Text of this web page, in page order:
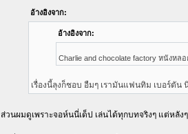
อ้างอิงจาก:
อ้างอิงจาก:
Charlie and chocolate factory หนังห
เรื่องนี้ลุงก็ชอบ อืมๆ เรามันแฟนทิม เบอร์ตัน
ส่วนผมดูเพราะจอห์นนี่เด็ป เล่นได้ทุกบทจริงๆ แต่หลัง